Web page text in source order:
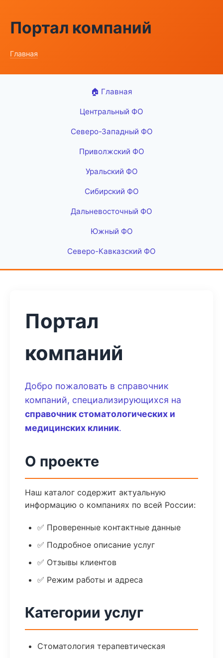
Портал компаний
Главная
🏠 Главная
Центральный ФО
Северо-Западный ФО
Приволжский ФО
Уральский ФО
Сибирский ФО
Дальневосточный ФО
Южный ФО
Северо-Кавказский ФО
Портал
компаний
Добро пожаловать в справочник
компаний, специализирующихся на
справочник стоматологических и
медицинских клиник.
О проекте
Наш каталог содержит актуальную
информацию о компаниях по всей России:
✅ Проверенные контактные данные
✅ Подробное описание услуг
✅ Отзывы клиентов
✅ Режим работы и адреса
Категории услуг
Стоматология терапевтическая